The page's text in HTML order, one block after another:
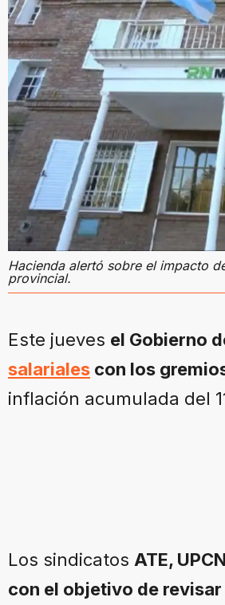
Hacienda alertó sobre el impacto
provincial.
Este jueves el Gobierno
salariales con los
inflación acumulada del
Los sindicatos ATE,
con el objetivo de